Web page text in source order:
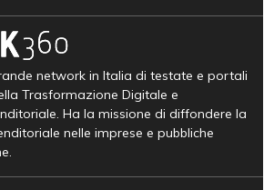
network in Italia di testate e portali
Trasformazione Digitale e
Ha la missione di diffondere la
nelle imprese e pubbliche